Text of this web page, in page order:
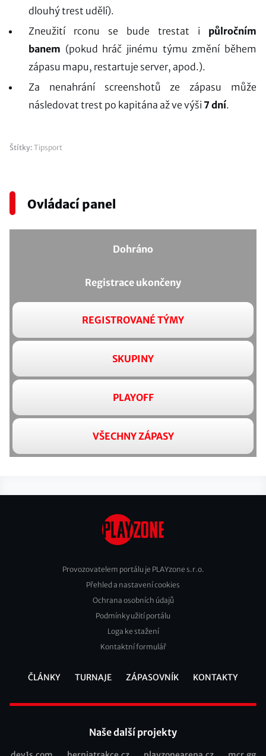
dlouhý trest udělí).
Zneužití rconu se bude trestat i půlročním
banem (pokud hráč jinému týmu změní během
zápasu mapu, restartuje server, apod.).
Za nenahrání screenshotů ze zápasu může
následovat trest po kapitána až ve výši 7 dní.
Štítky: Tipsport
Ovládací panel
Dohráno
Registrace ukončeny
REGISTROVANÉ TÝMY
SKUPINY
PLAYOFF
VŠECHNY ZÁPASY
Footer
Provozovatelem portálu je PLAYzone s.r.o.
Přehled a nastavení cookies
Ochrana osobních údajů
Podmínky užití portálu
Loga ke stažení
Kontaktní formulář
ČLÁNKY TURNAJE ZÁPASOVNÍK KONTAKTY
Naše další projekty